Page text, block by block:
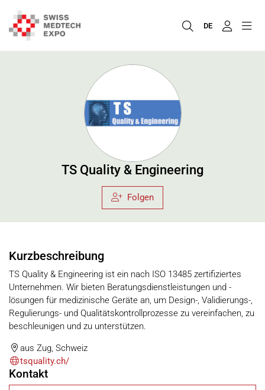
DE
TS Quality & Engineering
Folgen
Kurzbeschreibung
TS Quality & Engineering ist ein nach ISO 13485 zertifiziertes
Unternehmen. Wir bieten Beratungsdienstleistungen und -
lösungen für medizinische Geräte an, um Design-, Validierungs-,
Regulierungs- und Qualitätskontrollprozesse zu vereinfachen, zu
beschleunigen und zu unterstützen.
aus Zug, Schweiz
tsquality.ch/
Kontakt